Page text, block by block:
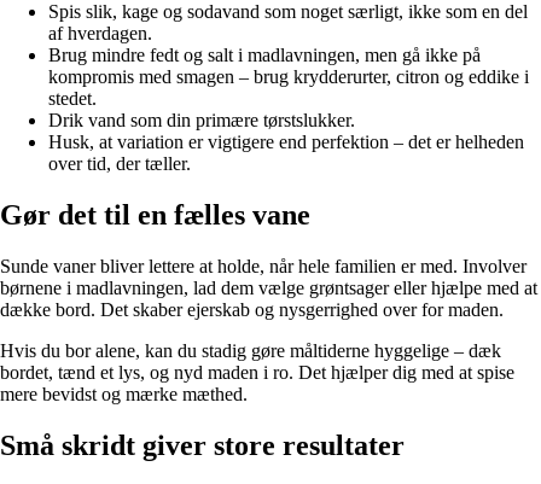
Spis slik, kage og sodavand som noget særligt, ikke som en del
af hverdagen.
Brug mindre fedt og salt i madlavningen, men gå ikke på
kompromis med smagen – brug krydderurter, citron og eddike i
stedet.
Drik vand som din primære tørstslukker.
Husk, at variation er vigtigere end perfektion – det er helheden
over tid, der tæller.
Gør det til en fælles vane
Sunde vaner bliver lettere at holde, når hele familien er med. Involver
børnene i madlavningen, lad dem vælge grøntsager eller hjælpe med at
dække bord. Det skaber ejerskab og nysgerrighed over for maden.
Hvis du bor alene, kan du stadig gøre måltiderne hyggelige – dæk
bordet, tænd et lys, og nyd maden i ro. Det hjælper dig med at spise
mere bevidst og mærke mæthed.
Små skridt giver store resultater